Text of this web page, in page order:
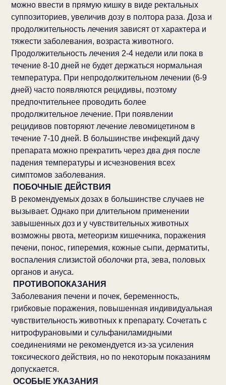
можно ввести в прямую кишку в виде ректальных
суппозиториев, увеличив дозу в полтора раза. Доза и
продолжительность лечения зависят от характера и
тяжести заболевания, возраста животного.
Продолжительность лечения 2-4 недели или пока в
течение 8-10 дней не будет держаться нормальная
температура. При непродолжительном лечении (6-9
дней) часто появляются рецидивы, поэтому
предпочтительнее проводить более
продолжительное лечение. При появлении
рецидивов повторяют лечение левомицетином в
течение 7-10 дней. В большинстве инфекций дачу
препарата можно прекратить через два дня после
падения температуры и исчезновения всех
симптомов заболевания.
ПОБОЧНЫЕ ДЕЙСТВИЯ
В рекомендуемых дозах в большинстве случаев не
вызывает. Однако при длительном применении
завышенных доз и у чувствительных животных
возможны рвота, метеоризм кишечника, поражения
печени, понос, гиперемия, кожные сыпи, дерматиты,
воспаления слизистой оболочки рта, зева, половых
органов и ануса.
ПРОТИВОПОКАЗАНИЯ
Заболевания печени и почек, беременность,
грибковые поражения, повышенная индивидуальная
чувствительность животных к препарату. Сочетать с
нитрофурановыми и сульфаниламидными
соединениями не рекомендуется из-за усиления
токсического действия, но по некоторым показаниям
допускается.
ОСОБЫЕ УКАЗАНИЯ